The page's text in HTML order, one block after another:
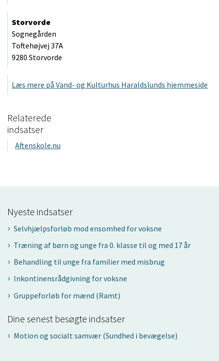
Storvorde
Sognegården
Toftehøjvej 37A
9280 Storvorde
Læs mere på Vand- og Kulturhus Haraldslunds hjemmeside
Relaterede
indsatser
Aftenskole.nu
Nyeste indsatser
Selvhjælpsforløb mod ensomhed for voksne
Træning af børn og unge fra 0. klasse til og med 17 år
Behandling til unge fra familier med misbrug
Inkontinensrådgivning for voksne
Gruppeforløb for mænd (Ramt)
Dine senest besøgte indsatser
Motion og socialt samvær (Sundhed i bevægelse)